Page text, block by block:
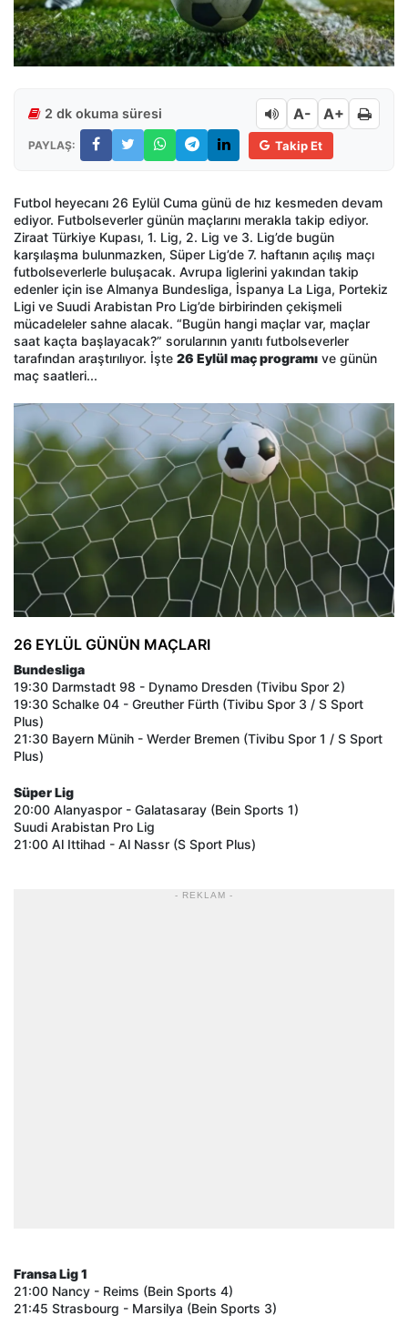
2 dk okuma süresi A- A+
PAYLAŞ: Takip Et
Futbol heyecanı 26 Eylül Cuma günü de hız kesmeden devam
ediyor. Futbolseverler günün maçlarını merakla takip ediyor.
Ziraat Türkiye Kupası, 1. Lig, 2. Lig ve 3. Lig’de bugün
karşılaşma bulunmazken, Süper Lig’de 7. haftanın açılış maçı
futbolseverlerle buluşacak. Avrupa liglerini yakından takip
edenler için ise Almanya Bundesliga, İspanya La Liga, Portekiz
Ligi ve Suudi Arabistan Pro Lig’de birbirinden çekişmeli
mücadeleler sahne alacak. “Bugün hangi maçlar var, maçlar
saat kaçta başlayacak?” sorularının yanıtı futbolseverler
tarafından araştırılıyor. İşte 26 Eylül maç programı ve günün
maç saatleri...
26 EYLÜL GÜNÜN MAÇLARI
Bundesliga
19:30 Darmstadt 98 - Dynamo Dresden (Tivibu Spor 2)
19:30 Schalke 04 - Greuther Fürth (Tivibu Spor 3 / S Sport
Plus)
21:30 Bayern Münih - Werder Bremen (Tivibu Spor 1 / S Sport
Plus)
Süper Lig
20:00 Alanyaspor - Galatasaray (Bein Sports 1)
Suudi Arabistan Pro Lig
21:00 Al Ittihad - Al Nassr (S Sport Plus)
- REKLAM -
Fransa Lig 1
21:00 Nancy - Reims (Bein Sports 4)
21:45 Strasbourg - Marsilya (Bein Sports 3)